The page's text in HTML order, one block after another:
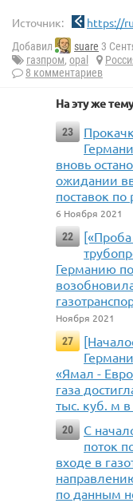
Источник: https://
Добавил suare 3
газпром, opal
8 комментариев
На эту же
23
вновь
ожидании
поставок
6 Ноября 2021
22
Германию
Ноября 2021
27
«Ямал -
газа
тыс. куб. м
20
С
поток
входе в
по данным